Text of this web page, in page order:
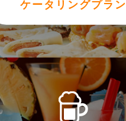
ケータリングプラン